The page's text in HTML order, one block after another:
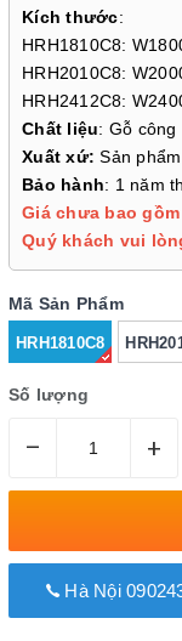
Kích thước:
HRH1810C8:
HRH2010C8:
HRH2412C8:
Chất liệu: Gỗ
Xuất xứ: Sản
Bảo hành: 1 năm
Giá chưa bao
Quý khách vui
Mã Sản Phẩm
HRH1810C8
Số lượng
– +
Hà Nội